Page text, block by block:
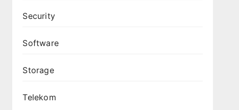
Security
Software
Storage
Telekom